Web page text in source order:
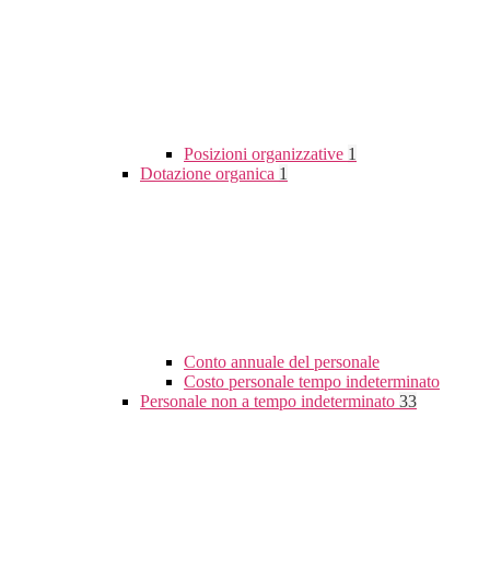
Posizioni organizzative 1
Dotazione organica 1
Conto annuale del personale
Costo personale tempo indeterminato
Personale non a tempo indeterminato 33